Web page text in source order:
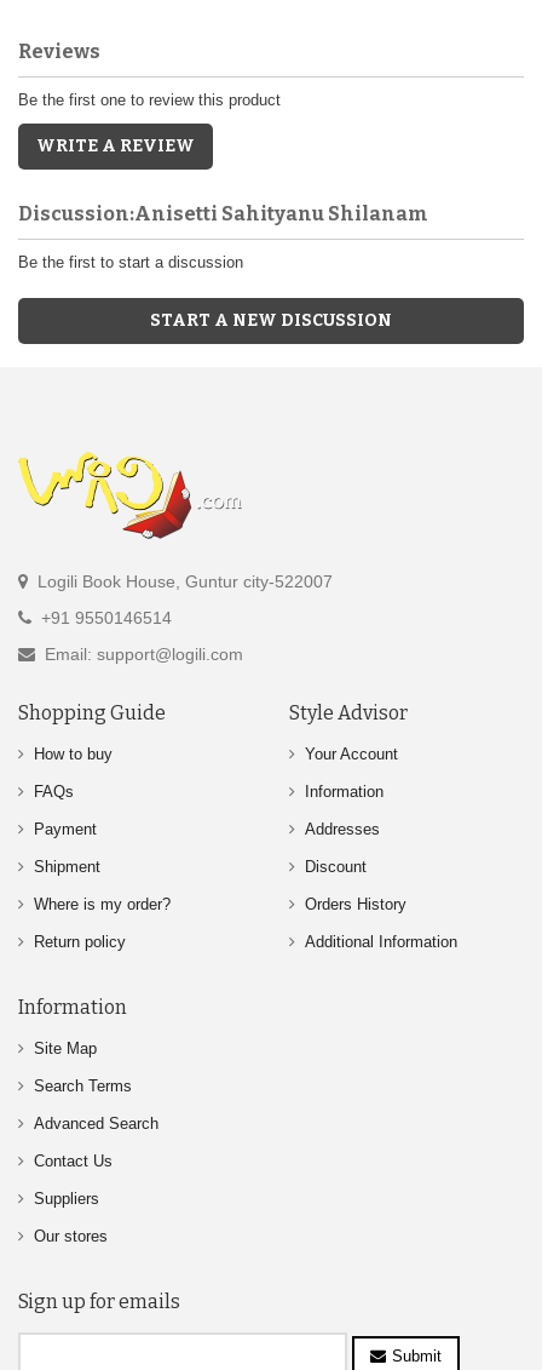
Reviews
Be the first one to review this product
WRITE A REVIEW
Discussion:Anisetti Sahityanu Shilanam
Be the first to start a discussion
START A NEW DISCUSSION
Logili Book House, Guntur city-522007
+91 9550146514
Email: support@logili.com
Shopping Guide
How to buy
FAQs
Payment
Shipment
Where is my order?
Return policy
Style Advisor
Your Account
Information
Addresses
Discount
Orders History
Additional Information
Information
Site Map
Search Terms
Advanced Search
Contact Us
Suppliers
Our stores
Sign up for emails
Submit